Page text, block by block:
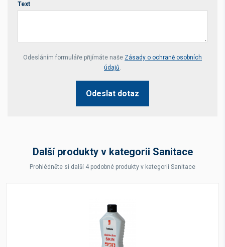
Text
Your website *
Odesláním formuláře přijímáte naše Zásady o ochraně osobních
údajů.
Odeslat dotaz
Další produkty v kategorii Sanitace
Prohlédněte si další 4 podobné produkty v kategorii Sanitace